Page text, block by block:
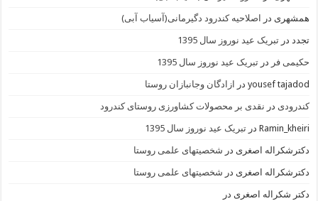
همشهری در اصلاحیه کندرود دگیرمانی(آسیاب آبی)
تجدد درتبریک عید نوروز سال 1395
حکیمی فر درتبریک عید نوروز سال 1395
yousef tajadod در ازادگان وجانبازان روستا
کندرودی در نقدی بر محصولات کشاورزی روستای کندرود
Ramin_kheiri درتبریک عید نوروز سال 1395
دکترشکراله اصغری در شخصیتهای علمی روستا
دکترشکراله اصغری در شخصیتهای علمی روستا
دکتر شکراله اصغری در